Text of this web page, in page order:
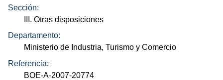
Sección:
III. Otras disposiciones
Departamento:
Ministerio de Industria, Turismo y Comercio
Referencia:
BOE-A-2007-20774